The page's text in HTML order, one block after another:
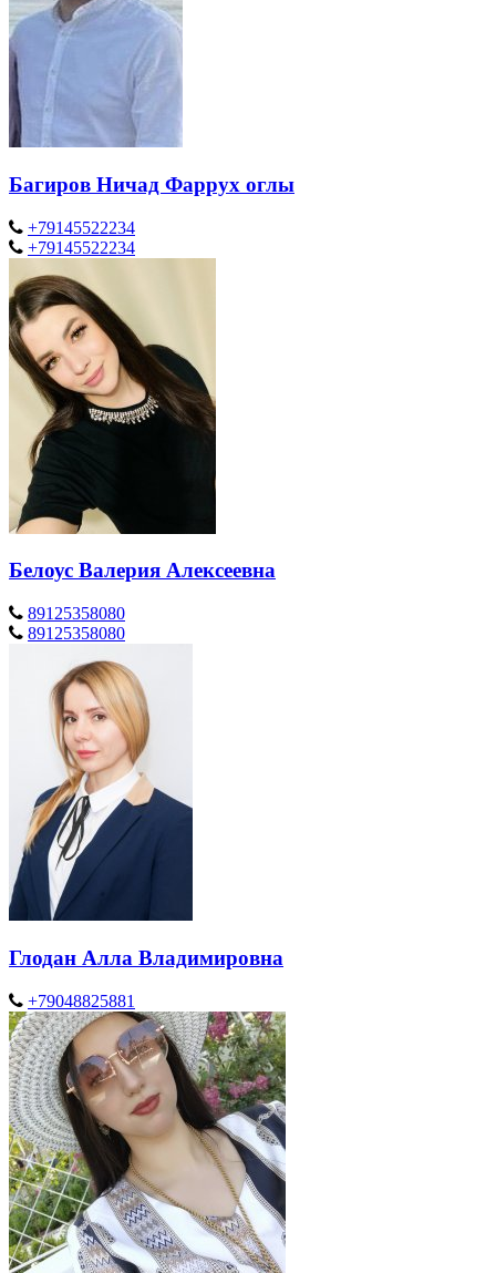
Багиров Ничад Фаррух оглы
+79145522234
+79145522234
Белоус Валерия Алексеевна
89125358080
89125358080
Глодан Алла Владимировна
+79048825881